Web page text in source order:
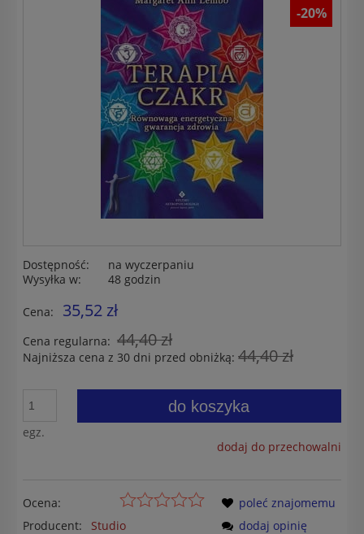
-20%
Dostępność:
na wyczerpaniu
Wysyłka w:
48 godzin
Cena: 35,52 zł
Cena regularna: 44,40 zł
Najniższa cena z 30 dni przed obniżką: 44,40 zł
egz.
do koszyka
dodaj do przechowalni
Ocena:
Producent:
Studio
poleć znajomemu
dodaj opinię